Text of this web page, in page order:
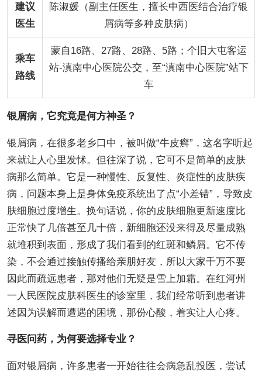
建议
医生
陈淑媛（副主任医生，擅长中西医结合治疗银
屑病等多种皮肤病）
乘车
路线
蒙自16路、27路、28路、5路；个旧大屯客运
站-滇南中心医院公交，至“滇南中心医院”站下
车
银屑病，它究竟是何方神圣？
银屑病，在很多老乡口中，被叫做“牛皮癣”，这名字听起
来就让人心里发怵。但往深了说，它可不是简单的皮肤
病那么简单。它是一种慢性、反复性、炎症性的皮肤疾
病，问题本身上是身体免疫系统出了点“小差错”，导致皮
肤细胞过度增生。换句话说，你的皮肤细胞更新速度比
正常快了几倍甚至几十倍，新细胞还没来得及尽量成熟
就堆积到表面，形成了我们看到的红斑和鳞屑。它不传
染，不会通过接触传播给亲朋好友，所以大家千万不要
因此而疏远患者，那对他们无疑是雪上加霜。在红河州
一人民医院皮肤科医生的诊室里，我们经常听到患者讲
述因为误解而遭遇的困境，那份心酸，着实让人心疼。
寻医问药，为何要选择专业？
面对银屑病，许多患者一开始往往会病急乱投医，尝试